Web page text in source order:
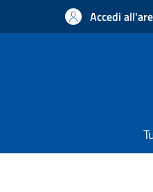
Accedi